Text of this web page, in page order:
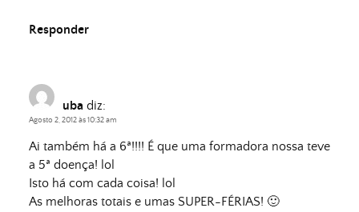
Responder
uba diz:
Agosto 2, 2012 às 10:32 am
Ai também há a 6ª!!!! É que uma formadora nossa teve
a 5ª doença! lol
Isto há com cada coisa! lol
As melhoras totais e umas SUPER-FÉRIAS! 🙂